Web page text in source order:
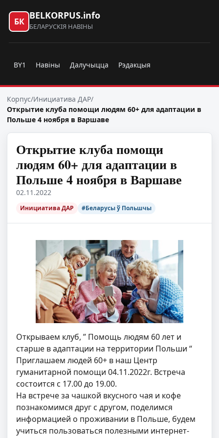
БК
BELKORPUS.info
БЕЛАРУСКІЯ НАВІНЫ
BY1 Навіны Далучыцца Рэдакцыя
Корпус/Инициатива ДАР/
Открытие клуба помощи людям 60+ для адаптации в
Польше 4 ноября в Варшаве
Открытие клуба помощи
людям 60+ для адаптации в
Польше 4 ноября в Варшаве
02.11.2022
Инициатива ДАР #Беларусы ў Польшчы
Открываем клуб, ” Помощь людям 60 лет и
старше в адаптации на территории Польши “
Приглашаем людей 60+ в наш Центр
гуманитарной помощи 04.11.2022г. Встреча
состоится с 17.00 до 19.00.
На встрече за чашкой вкусного чая и кофе
познакомимся друг с другом, поделимся
информацией о проживании в Польше, будем
учиться пользоваться полезными интернет-